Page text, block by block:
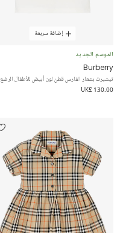
إضافة سريعة
الموسم الجديد
Burberry
تيشيرت بشعار الفارس قطن لون أبيض للأطفال الرضع
UK£ 130.00